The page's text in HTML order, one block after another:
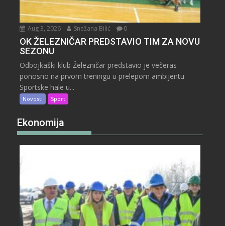
Aug 3, 2026 Snežana Bilić 0
OK ŽELEZNIČAR PREDSTAVIO TIM ZA NOVU
SEZONU
Odbojkaški klub Železničar predstavio je večeras
ponosno na prvom treningu u prelepom ambijentu
Sportske hale u...
Novosti Sport
Ekonomija